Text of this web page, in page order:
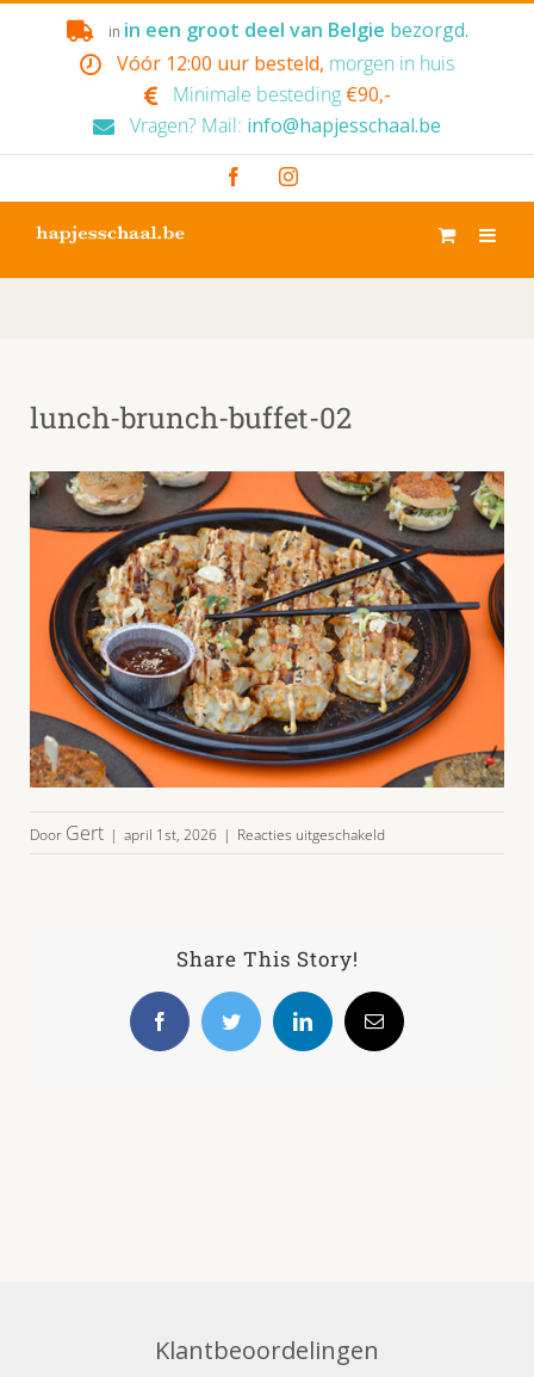
in in een groot deel van Belgie bezorgd.
Vóór 12:00 uur besteld, morgen in huis
Minimale besteding €90,-
Vragen? Mail: info@hapjesschaal.be
FacebookInstagram
lunch-brunch-buffet-02
Door Gert | april 1st, 2026 | Reacties uitgeschakeld
lunch-
Share This Story!
FacebookTwitter LinkedInE-
mail
Klantbeoordelingen